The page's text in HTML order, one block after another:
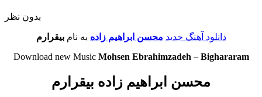
بدون نظر
دانلود آهنگ جدید محسن ابراهیم زاده به نامبیقرارم
Download new Music Mohsen Ebrahimzadeh – Bighararam
محسن ابراهیم زاده بیقرارم